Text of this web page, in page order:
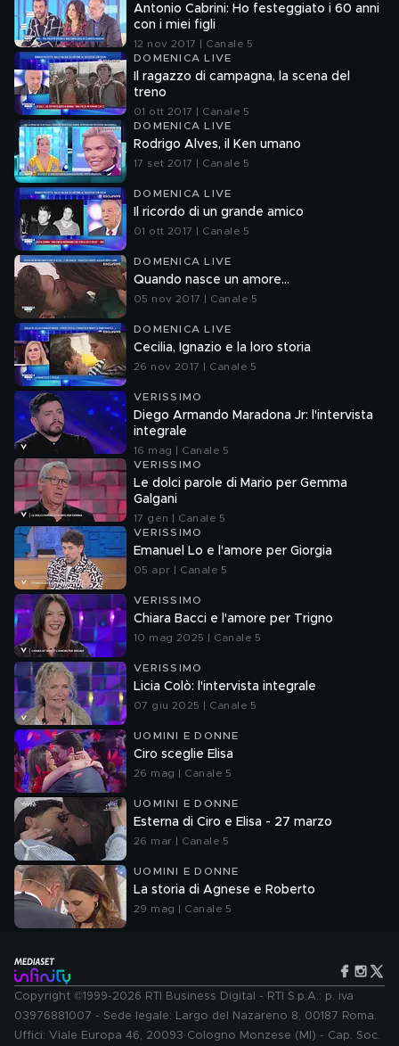
Antonio Cabrini: Ho festeggiato i 60 anni
con i miei figli
12 nov 2017 | Canale 5
DOMENICA LIVE
Il ragazzo di campagna, la scena del
treno
01 ott 2017 | Canale 5
DOMENICA LIVE
Rodrigo Alves, il Ken umano
17 set 2017 | Canale 5
DOMENICA LIVE
Il ricordo di un grande amico
01 ott 2017 | Canale 5
DOMENICA LIVE
Quando nasce un amore...
05 nov 2017 | Canale 5
DOMENICA LIVE
Cecilia, Ignazio e la loro storia
26 nov 2017 | Canale 5
VERISSIMO
Diego Armando Maradona Jr: l'intervista
integrale
16 mag | Canale 5
VERISSIMO
Le dolci parole di Mario per Gemma
Galgani
17 gen | Canale 5
VERISSIMO
Emanuel Lo e l'amore per Giorgia
05 apr | Canale 5
VERISSIMO
Chiara Bacci e l'amore per Trigno
10 mag 2025 | Canale 5
VERISSIMO
Licia Colò: l'intervista integrale
07 giu 2025 | Canale 5
UOMINI E DONNE
Ciro sceglie Elisa
26 mag | Canale 5
UOMINI E DONNE
Esterna di Ciro e Elisa - 27 marzo
26 mar | Canale 5
UOMINI E DONNE
La storia di Agnese e Roberto
29 mag | Canale 5
Copyright ©1999-2026 RTI Business Digital - RTI S.p.A.: p. iva
03976881007 - Sede legale: Largo del Nazareno 8, 00187 Roma.
Uffici: Viale Europa 46, 20093 Cologno Monzese (MI) - Cap. Soc.